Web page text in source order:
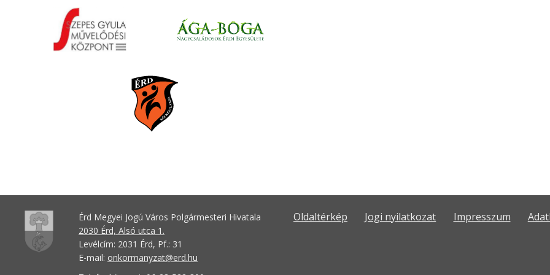
Érd Megyei Jogú Város Polgármesteri Hivatala
2030 Érd, Alsó utca 1.
Levélcím: 2031 Érd, Pf.: 31
E-mail: onkormanyzat@erd.hu
Oldaltérkép Jogi nyilatkozat Impresszum